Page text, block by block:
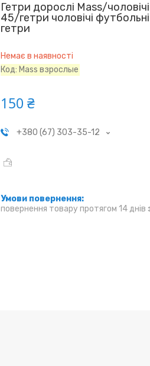
Гетри дорослі Mass/
45/гетри чоловічі
гетри
Немає в наявності
Код: Mass взрослые
150 ₴
+380 (67) 303-35-12
повернення товару протягом 14 днів